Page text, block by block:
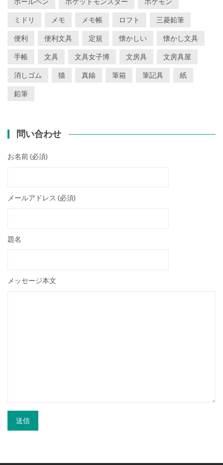
ミドリ メモ メモ帳 ロフト 三菱鉛筆
便利 便利文具 定規 懐かしい 懐かし文具
手帳 文具 文具女子博 文房具 文房具屋
消しゴム 猫 真鍮 筆箱 筆記具 紙
鉛筆
問い合わせ
お名前 (必須)
メールアドレス (必須)
題名
メッセージ本文